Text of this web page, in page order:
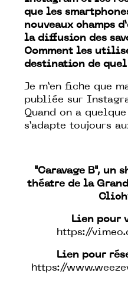
que les
nouveaux champs
la diffusion des
Comment les
destination de
Je m’en fiche que
publiée sur
Quand on a
s’adapte toujours
"Caravage B", un
théatre de la
Lien pour
https://
Lien pour
https://